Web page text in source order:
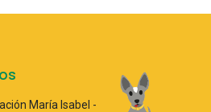
María Isabel -